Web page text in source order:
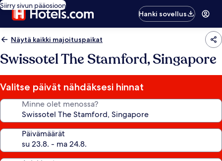
Siirry sivun pääosioon
Hanki sovellus
Näytä kaikki majoituspaikat
Swissotel The Stamford, Singapore
Valitse päivät nähdäksesi hinnat
Minne olet menossa?
Päivämäärät